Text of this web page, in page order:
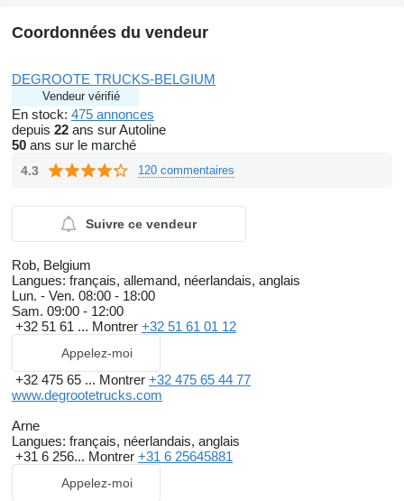
Coordonnées du vendeur
DEGROOTE TRUCKS-BELGIUM
Vendeur vérifié
En stock: 475 annonces
depuis 22 ans sur Autoline
50 ans sur le marché
4.3 120 commentaires
Suivre ce vendeur
Rob, Belgium
Langues: français, allemand, néerlandais, anglais
Lun. - Ven. 08:00 - 18:00
Sam. 09:00 - 12:00
+32 51 61 ... Montrer +32 51 61 01 12
Appelez-moi
+32 475 65 ... Montrer +32 475 65 44 77
www.degrootetrucks.com
Arne
Langues: français, néerlandais, anglais
+31 6 256... Montrer +31 6 25645881
Appelez-moi